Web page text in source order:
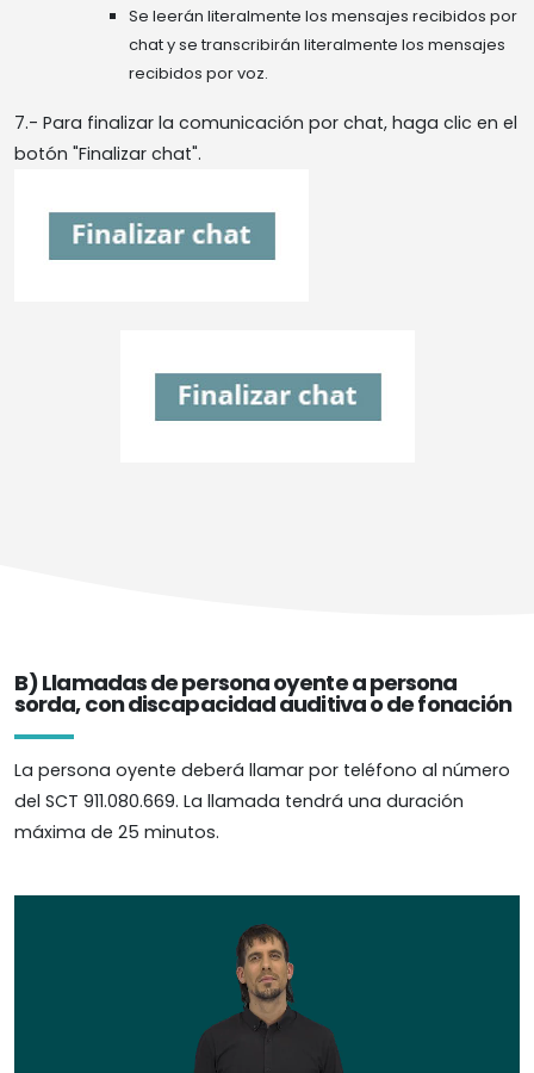
Se leerán literalmente los mensajes recibidos por
chat y se transcribirán literalmente los mensajes
recibidos por voz.
7.- Para finalizar la comunicación por chat, haga clic en el
botón "Finalizar chat".
B) Llamadas de persona oyente a persona
sorda, con discapacidad auditiva o de fonación
La persona oyente deberá llamar por teléfono al número
del SCT 911.080.669. La llamada tendrá una duración
máxima de 25 minutos.